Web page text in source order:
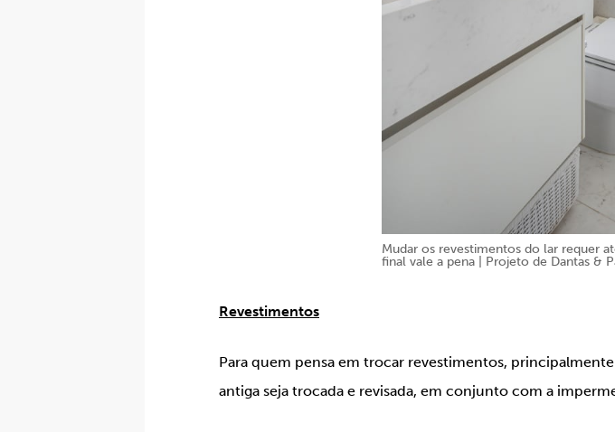
Mudar os revestimentos do lar requer
final vale a pena
| Projeto de Dantas &
Revestimentos
Para quem pensa em trocar revestimentos,
antiga seja trocada e revisada, em conjunto com a